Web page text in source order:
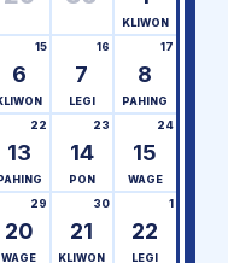
KLIWON
6
15
7
16
LEGI
8
17
PAHING
13
22
14
23
PON
15
24
WAGE
20
29
WAGE
21
30
KLIWON
22
1
LEGI